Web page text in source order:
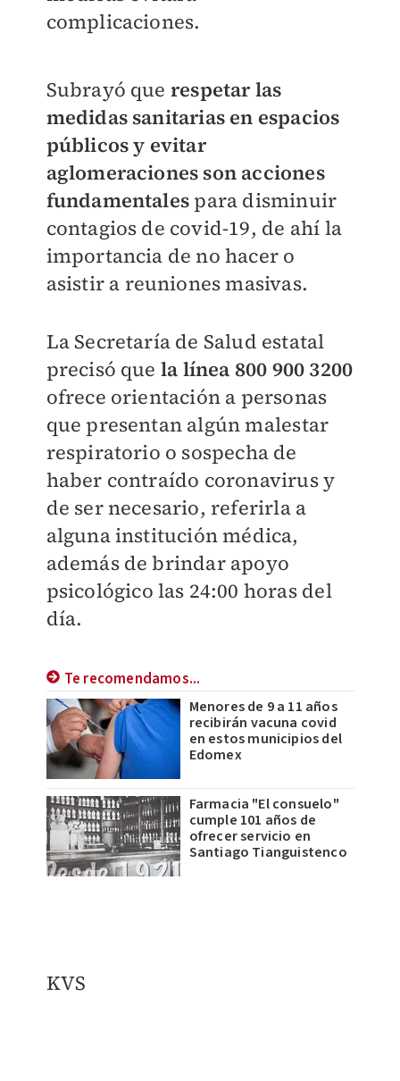
complicaciones.
Subrayó que respetar las
medidas sanitarias en espacios
públicos y evitar
aglomeraciones son acciones
fundamentales para disminuir
contagios de covid-19, de ahí la
importancia de no hacer o
asistir a reuniones masivas.
La Secretaría de Salud estatal
precisó que la línea 800 900 3200
ofrece orientación a personas
que presentan algún malestar
respiratorio o sospecha de
haber contraído coronavirus y
de ser necesario, referirla a
alguna institución médica,
además de brindar apoyo
psicológico las 24:00 horas del
día.
Te recomendamos...
Menores de 9 a 11 años
recibirán vacuna covid
en estos municipios del
Edomex
Farmacia "El consuelo"
cumple 101 años de
ofrecer servicio en
Santiago Tianguistenco
KVS